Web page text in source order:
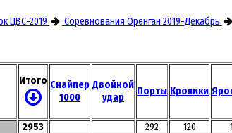
ЦВС-2019 Соревнования Оренган 2019-Декабрь
Итого Снайпер
1000
Двойной
удар
Порты Кролики
2953 292 120